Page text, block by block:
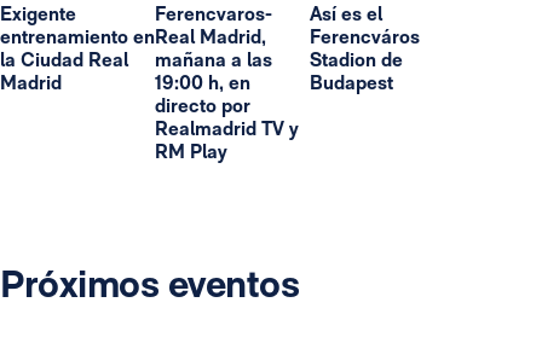
Exigente
entrenamiento en
la Ciudad Real
Madrid
Ferencvaros-
Real Madrid,
mañana a las
19:00 h, en
directo por
Realmadrid TV y
RM Play
Así es el
Ferencváros
Stadion de
Budapest
Próximos eventos